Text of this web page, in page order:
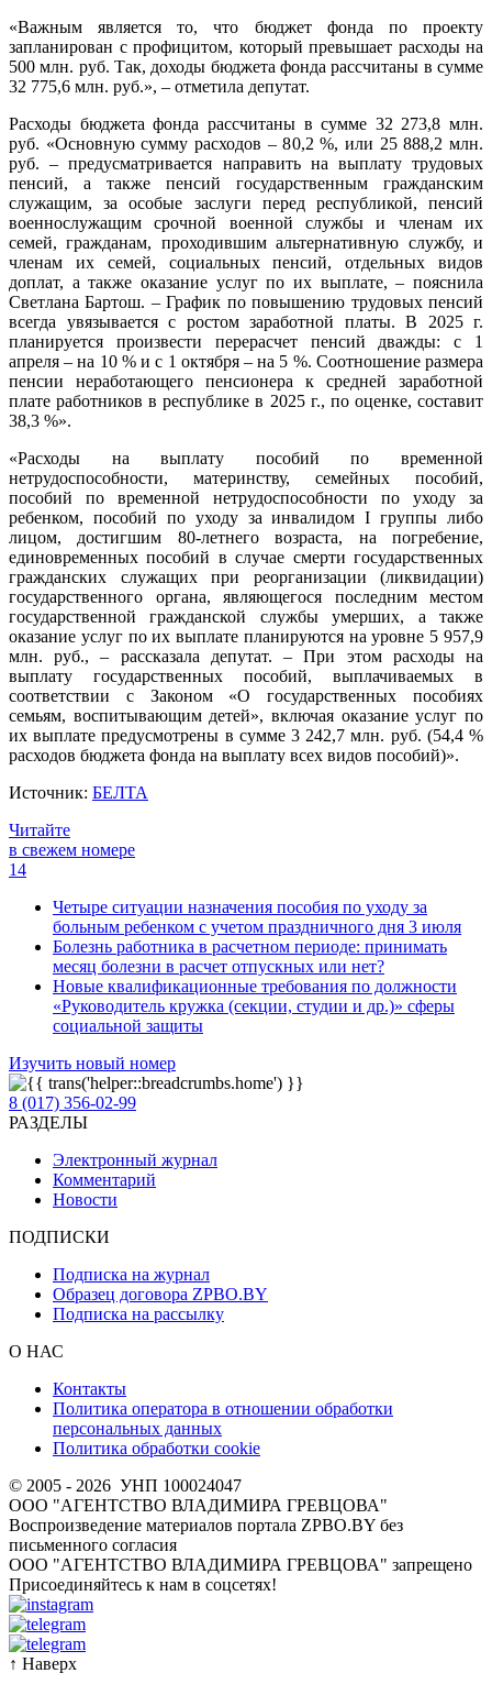
«Важным является то, что бюджет фонда по проекту
запланирован с профицитом, который превышает расходы на
500 млн. руб. Так, доходы бюджета фонда рассчитаны в сумме
32 775,6 млн. руб.», – отметила депутат.
Расходы бюджета фонда рассчитаны в сумме 32 273,8 млн.
руб. «Основную сумму расходов – 80,2 %, или 25 888,2 млн.
руб. – предусматривается направить на выплату трудовых
пенсий, а также пенсий государственным гражданским
служащим, за особые заслуги перед республикой, пенсий
военнослужащим срочной военной службы и членам их
семей, гражданам, проходившим альтернативную службу, и
членам их семей, социальных пенсий, отдельных видов
доплат, а также оказание услуг по их выплате, – пояснила
Светлана Бартош. – График по повышению трудовых пенсий
всегда увязывается с ростом заработной платы. В 2025 г.
планируется произвести перерасчет пенсий дважды: с 1
апреля – на 10 % и с 1 октября – на 5 %. Соотношение размера
пенсии неработающего пенсионера к средней заработной
плате работников в республике в 2025 г., по оценке, составит
38,3 %».
«Расходы на выплату пособий по временной
нетрудоспособности, материнству, семейных пособий,
пособий по временной нетрудоспособности по уходу за
ребенком, пособий по уходу за инвалидом I группы либо
лицом, достигшим 80-летнего возраста, на погребение,
единовременных пособий в случае смерти государственных
гражданских служащих при реорганизации (ликвидации)
государственного органа, являющегося последним местом
государственной гражданской службы умерших, а также
оказание услуг по их выплате планируются на уровне 5 957,9
млн. руб., – рассказала депутат. – При этом расходы на
выплату государственных пособий, выплачиваемых в
соответствии с Законом «О государственных пособиях
семьям, воспитывающим детей», включая оказание услуг по
их выплате предусмотрены в сумме 3 242,7 млн. руб. (54,4 %
расходов бюджета фонда на выплату всех видов пособий)».
Источник: БЕЛТА
Читайте
в свежем номере
14
Четыре ситуации назначения пособия по уходу за
больным ребенком с учетом праздничного дня 3 июля
Болезнь работника в расчетном периоде: принимать
месяц болезни в расчет отпускных или нет?
Новые квалификационные требования по должности
«Руководитель кружка (секции, студии и др.)» сферы
социальной защиты
Изучить новый номер
8 (017) 356-02-99
РАЗДЕЛЫ
Электронный журнал
Комментарий
Новости
ПОДПИСКИ
Подписка на журнал
Образец договора ZPBO.BY
Подписка на рассылку
О НАС
Контакты
Политика оператора в отношении обработки
персональных данных
Политика обработки cookie
© 2005 - 2026 УНП 100024047
ООО "АГЕНТСТВО ВЛАДИМИРА ГРЕВЦОВА"
Воспроизведение материалов портала ZPBO.BY без
письменного согласия
OOO "АГЕНТСТВО ВЛАДИМИРА ГРЕВЦОВА" запрещено
Присоединяйтесь к нам в соцсетях!
↑ Наверх